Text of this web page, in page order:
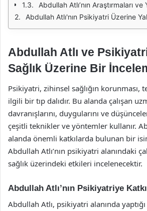
Abdullah Atlı’nın Araştırmaları ve
Abdullah Atlı'nın Psikiyatri Üzerine
Abdullah Atlı ve
Sağlık Üzerine Bir
Psikiyatri, zihinsel sağlığın korunması,
ilgili bir tıp dalıdır. Bu alanda çalışan
davranışlarını, duygularını ve
çeşitli teknikler ve yöntemler kullanır.
alanda önemli katkılarda bulunan bir
Abdullah Atlı’nın psikiyatri alanındaki
sağlık üzerindeki etkileri incelenecektir.
Abdullah Atlı’nın Psikiyatriye
Abdullah Atlı, psikiyatri alanında